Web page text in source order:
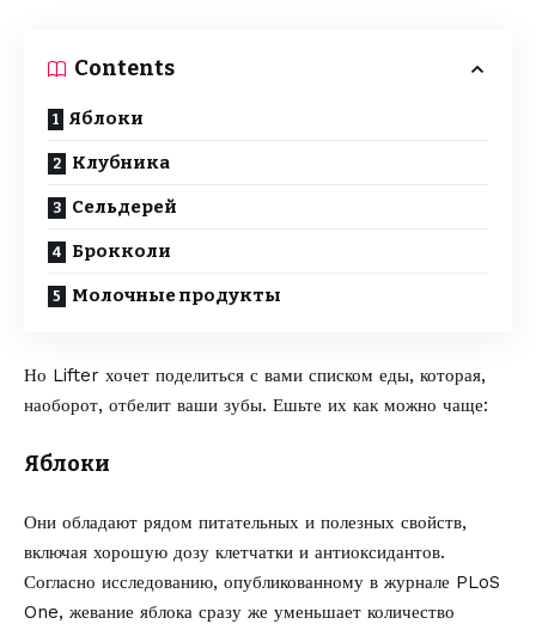
Contents
Яблоки
Клубника
Сельдерей
Брокколи
Молочные продукты
Но Lifter хочет поделиться с вами списком еды, которая,
наоборот, отбелит ваши зубы. Ешьте их как можно чаще:
Яблоки
Они обладают рядом питательных и полезных свойств,
включая хорошую дозу клетчатки и антиоксидантов.
Согласно исследованию, опубликованному в журнале PLoS
One, жевание яблока сразу же уменьшает количество